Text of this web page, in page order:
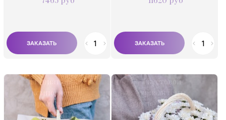
Миниатюрная
композиция с
орхидеями и
крашеным
кустовой
хризантемы,
напоминающая
целое поле